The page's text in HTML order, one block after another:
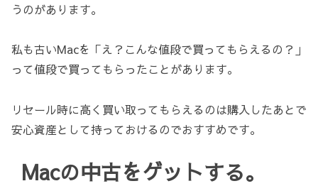
うのがあります。
私も古いMacを「え？こんな値段で買ってもらえるの？」
って値段で買ってもらったことがあります。
リセール時に高く買い取ってもらえるのは購入したあとで
安心資産として持っておけるのでおすすめです。
Macの中古をゲットする。